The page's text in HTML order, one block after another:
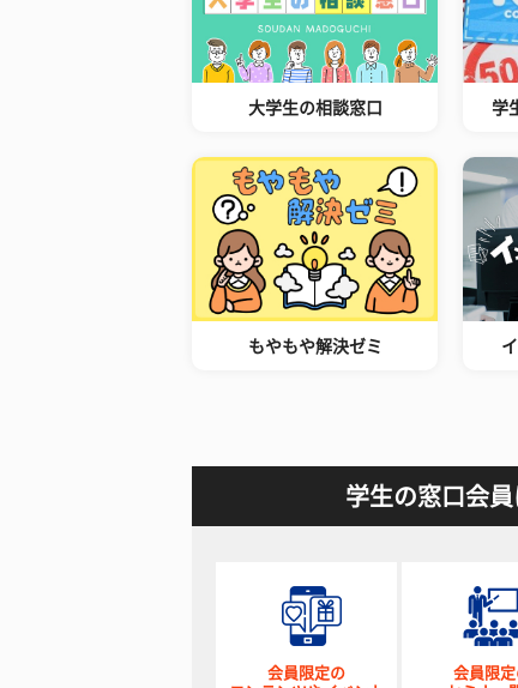
大学生の相談窓口 学
もやもや解決ゼミ
学生の窓口会
会員限定の
会員限定